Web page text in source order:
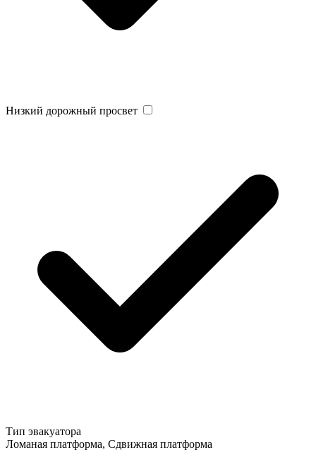
Низкий дорожный просвет
Тип эвакуатора
Ломаная платформа, Сдвижная платформа